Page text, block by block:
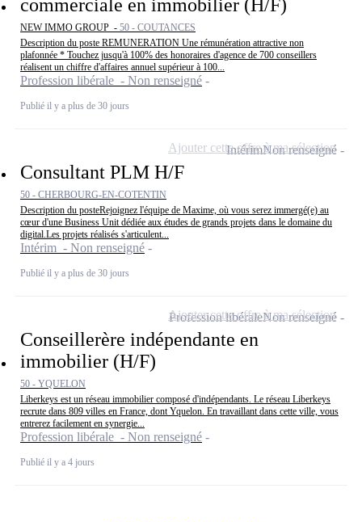
commerciale en immobilier (H/F)
NEW IMMO GROUP - 50 - COUTANCES
Description du poste REMUNERATION Une rémunération attractive non
plafonnée * Touchez jusqu'à 100% des honoraires d'agence de 700 conseillers
réalisent un chiffre d'affaires annuel supérieur à 100...
Profession libérale - Non renseigné
Publié il y a plus de 30 jours
Consultant PLM H/F
50 - CHERBOURG-EN-COTENTIN
Description du posteRejoignez l'équipe de Maxime, où vous serez immergé(e) au
cœur d'une Business Unit dédiée aux études de grands projets dans le domaine du
digital.Les projets réalisés s'articulent...
Intérim - Non renseigné
Publié il y a plus de 30 jours
IntérimNon renseigné
Ajouter cette offre à ma sélection
Conseillerère indépendante en
immobilier (H/F)
50 - YQUELON
Liberkeys est un réseau immobilier composé d'indépendants. Le réseau Liberkeys
recrute dans 809 villes en France, dont Yquelon. En travaillant dans cette ville, vous
entrerez facilement en synergie...
Profession libérale - Non renseigné
Publié il y a 4 jours
Profession libéraleNon renseigné
Ajouter cette offre à ma sélection